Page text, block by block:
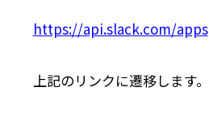
https://api.slack.com/apps
上記のリンクに遷移します。